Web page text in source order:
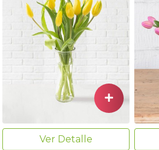
Ver Detalle